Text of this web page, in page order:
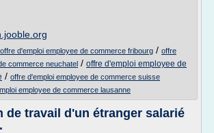
offre d'emploi employee de commerce fribourg / offre
commerce neuchatel / offre d'emploi employee de
/ offre d'emploi employee de commerce suisse
employee de commerce lausanne
de travail d'un étranger salarié